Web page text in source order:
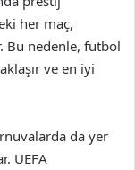
her maç,
Bu nedenle, futbol
ve en iyi
da yer
UEFA